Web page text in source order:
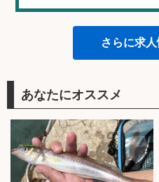
さらに求
あなたにオススメ